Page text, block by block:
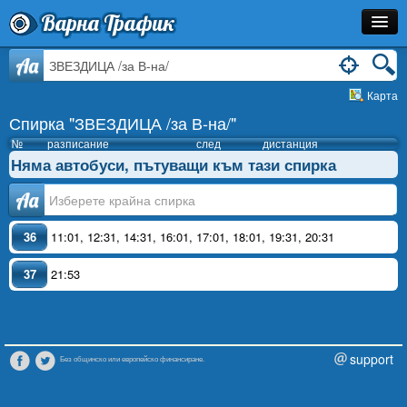
Варна Трафик
Спирка
Разписание
Как Да Стигна?
Инфо
Aa
Карта
Спирка "ЗВЕЗДИЦА /за В-на/"
№ разписание след дистанция
Няма автобуси, пътуващи към тази спирка
Аа
36 11:01, 12:31, 14:31, 16:01, 17:01, 18:01, 19:31, 20:31
37 21:53
Без общинско или европейско финансиране. support